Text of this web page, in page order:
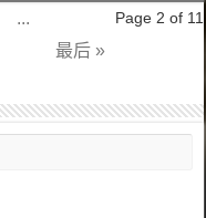
Page 2 of 11
...
最后 »